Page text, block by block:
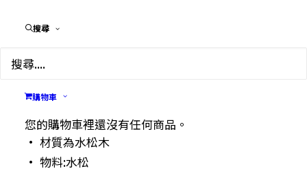
搜尋
購物車
您的購物車裡還沒有任何商品。
水松耳環
$48.00
• 尺寸為約 1.5cm X 1.5cm
• 材質為水松木
• 物料:水松